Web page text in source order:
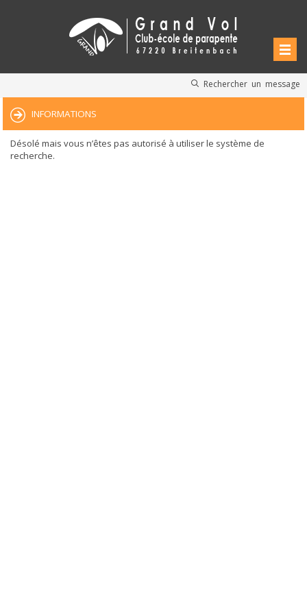
Rechercher un message
INFORMATIONS
Désolé mais vous n’êtes pas autorisé à utiliser le système de
recherche.